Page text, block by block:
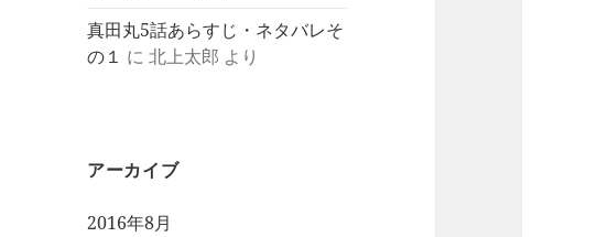
真田丸5話あらすじ・ネタバレそ
の１ に北上太郎 より
アーカイブ
2016年8月